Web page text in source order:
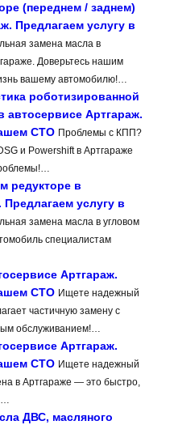
(переднем / заднем)
Предлагаем услугу в
замена масла в
Доверьтесь нашим
вашему автомобилю!…
роботизированной
автосервисе Артгараж.
СТО Проблемы с КПП?
и Powershift в Артгараже
редукторе в
услугу в
замена масла в угловом
специалистам
Артгараж.
СТО Ищете надежный
частичную замену с
обслуживанием!…
Артгараж.
СТО Ищете надежный
в Артгараже — это быстро,
ДВС, масляного